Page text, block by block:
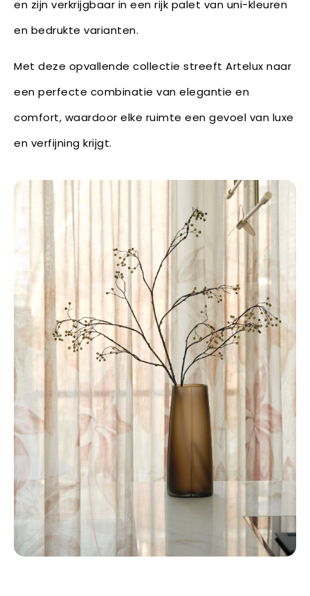
en zijn verkrijgbaar in een rijk palet van uni-kleuren
en bedrukte varianten.
Met deze opvallende collectie streeft Artelux naar
een perfecte combinatie van elegantie en
comfort, waardoor elke ruimte een gevoel van luxe
en verfijning krijgt.